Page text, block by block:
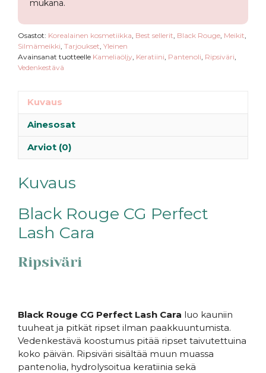
mukana.
Osastot: Korealainen kosmetiikka Best sellerit Black Rouge Meikit
Silmämeikki Tarjoukset Yleinen
Avainsanat tuotteelle Kameliaöljy Keratiini Pantenoli Ripsiväri
Vedenkestävä
Kuvaus
Ainesosat
Arviot (0)
Kuvaus
Black Rouge CG Perfect
Lash Cara
Ripsiväri
Black Rouge CG Perfect Lash Cara luo kauniin
tuuheat ja pitkät ripset ilman paakkuuntumista.
Vedenkestävä koostumus pitää ripset taivutettuina
koko päivän. Ripsiväri sisältää muun muassa
pantenolia, hydrolysoitua keratiinia sekä